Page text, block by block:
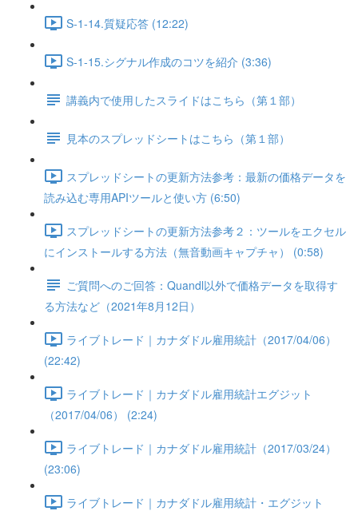
S-1-14.質疑応答 (12:22)
S-1-15.シグナル作成のコツを紹介 (3:36)
講義内で使用したスライドはこちら（第１部）
見本のスプレッドシートはこちら（第１部）
スプレッドシートの更新方法参考：最新の価格データを
読み込む専用APIツールと使い方 (6:50)
スプレッドシートの更新方法参考２：ツールをエクセル
にインストールする方法（無音動画キャプチャ） (0:58)
ご質問へのご回答：Quandl以外で価格データを取得す
る方法など（2021年8月12日）
ライブトレード｜カナダドル雇用統計（2017/04/06）
(22:42)
ライブトレード｜カナダドル雇用統計エグジット
（2017/04/06） (2:24)
ライブトレード｜カナダドル雇用統計（2017/03/24）
(23:06)
ライブトレード｜カナダドル雇用統計・エグジット